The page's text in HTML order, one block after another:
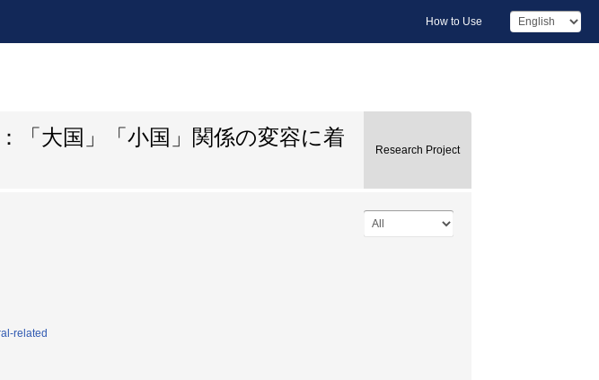
How to Use
「大国」「小国」関係の変容に着
Research Project
related